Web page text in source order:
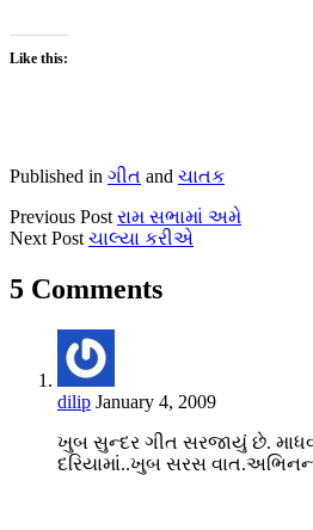
Like this:
Published in ગીત and ચાતક
Previous Post રામ સભામાં અમે
Next Post ચાલ્યા કરીએ
5 Comments
dilip January 4, 2009
ખુબ સુન્દર ગીત સરજાયું છે.
દરિયામાં..ખુબ સરસ